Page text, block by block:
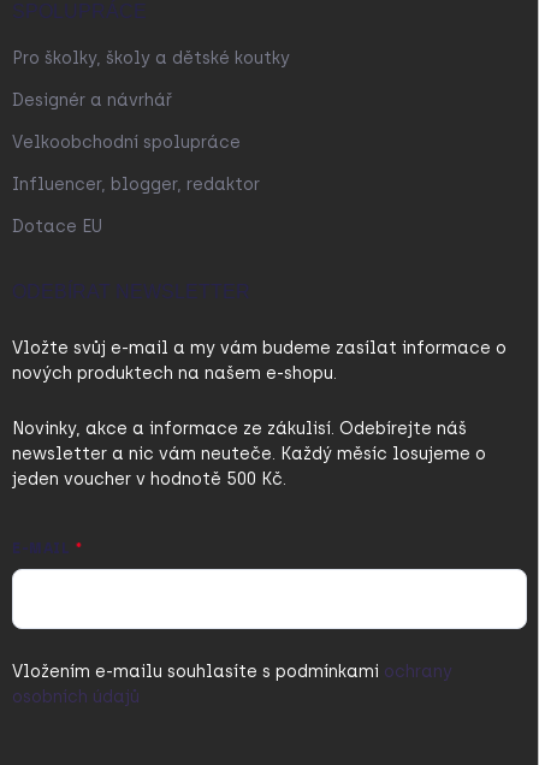
SPOLUPRÁCE
Pro školky, školy a dětské koutky
Designér a návrhář
Velkoobchodní spolupráce
Influencer, blogger, redaktor
Dotace EU
ODEBÍRAT NEWSLETTER
Vložte svůj e-mail a my vám budeme zasílat informace o
nových produktech na našem e-shopu.
Novinky, akce a informace ze zákulisí. Odebírejte náš
newsletter a nic vám neuteče. Každý měsíc losujeme o
jeden voucher v hodnotě 500 Kč.
E-MAIL
Vložením e-mailu souhlasíte s podmínkami ochrany
osobních údajů